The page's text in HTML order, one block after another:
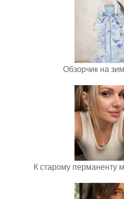
Обзорчик на
К старому перманенту